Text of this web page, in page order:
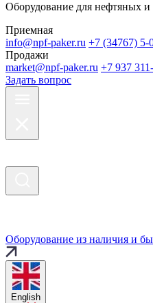
Оборудование для нефтяных и
Приемная
info@npf-paker.ru +7 (34767) 5-
Продажи
market@npf-paker.ru +7 937
Задать вопрос
Оборудование из наличия и
English